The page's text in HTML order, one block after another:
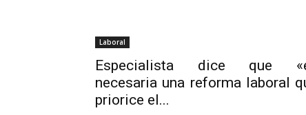
Laboral
Especialista dice que
necesaria una reforma laboral
priorice el...